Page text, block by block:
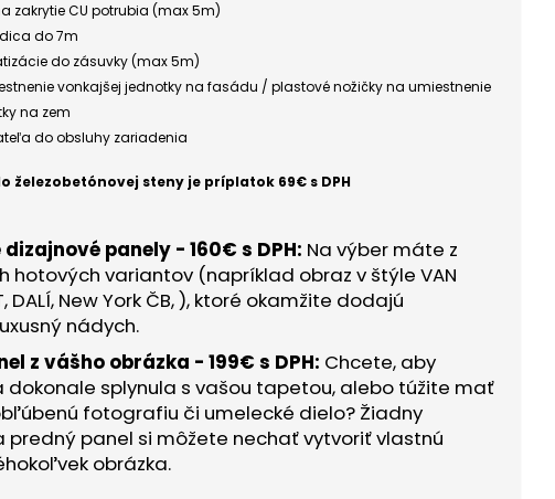
zakrytie CU potrubia (max 5m)
do 7m
do zásuvky (max 5m)
vonkajšej jednotky na fasádu / plastové nožičky na umiestnenie
na zem
do obsluhy zariadenia
železobetónovej steny je príplatok 69€ s DPH
panely - 160€ s DPH: Na výber máte z
hotových variantov (napríklad obraz v štýle VAN
DALÍ, New York ČB, ), ktoré okamžite dodajú
nádych.
z vášho obrázka - 199€ s DPH: Chcete, aby
dokonale splynula s vašou tapetou, alebo túžite mať
fotografiu či umelecké dielo? Žiadny
predný panel si môžete nechať vytvoriť vlastnú
obrázka.